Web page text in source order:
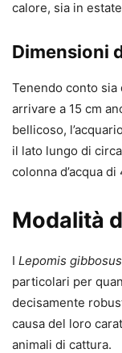
calore, sia in
Dimensioni
Tenendo conto
arrivare a 15 cm
bellicoso,
il lato lungo di
colonna d’acqua
Modalità
I Lepomis gibbosus
particolari per
decisamente
causa del loro
animali di cattura.